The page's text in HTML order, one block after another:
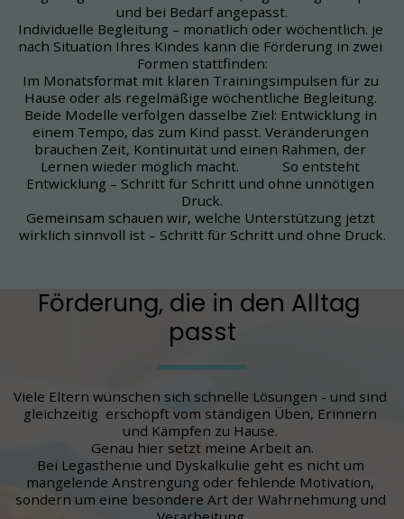
und bei Bedarf angepasst.
Individuelle Begleitung – monatlich oder wöchentlich. je
nach Situation Ihres Kindes kann die Förderung in zwei
Formen stattfinden:
Im Monatsformat mit klaren Trainingsimpulsen für zu
Hause oder als regelmäßige wöchentliche Begleitung.
Beide Modelle verfolgen dasselbe Ziel: Entwicklung in
einem Tempo, das zum Kind passt. Veränderungen
brauchen Zeit, Kontinuität und einen Rahmen, der
Lernen wieder möglich macht.            So entsteht
Entwicklung – Schritt für Schritt und ohne unnötigen
Druck.
Gemeinsam schauen wir, welche Unterstützung jetzt
wirklich sinnvoll ist – Schritt für Schritt und ohne Druck.
Förderung, die in den Alltag
passt
Viele Eltern wünschen sich schnelle Lösungen - und sind
gleichzeitig  erschöpft vom ständigen Üben, Erinnern
und Kämpfen zu Hause.
Genau hier setzt meine Arbeit an.
Bei Legasthenie und Dyskalkulie geht es nicht um
mangelende Anstrengung oder fehlende Motivation,
sondern um eine besondere Art der Wahrnehmung und